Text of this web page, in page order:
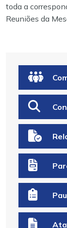
toda a
Reuniões da